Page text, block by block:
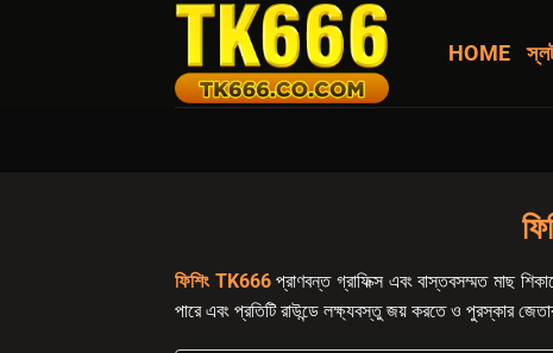
HOME
ফিশিং TK666প্রাণবন্ত গ্রাফিক্স এবং বাস্তবসম্মত মাছ
পারে এবং প্রতিটি রাউন্ডে লক্ষ্যবস্তু জয় করতে ও পুরস্কার